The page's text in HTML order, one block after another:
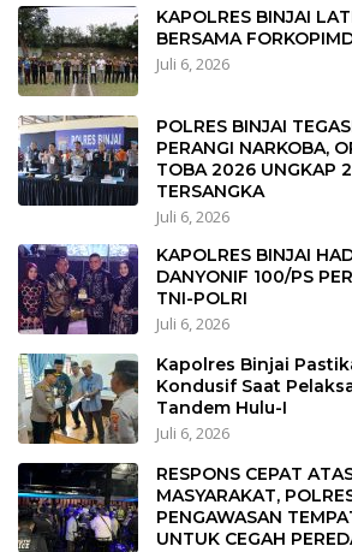
KAPOLRES BINJAI
BERSAMA
Juli 6, 2026
POLRES BINJAI
PERANGI NARKOBA,
TOBA 2026 UNGKAP
TERSANGKA
Juli 6, 2026
KAPOLRES BINJAI
DANYONIF 100/PS
TNI-POLRI
Juli 6, 2026
Kapolres Binjai
Kondusif Saat
Tandem Hulu-I
Juli 6, 2026
RESPONS CEPAT
MASYARAKAT,
PENGAWASAN
UNTUK CEGAH